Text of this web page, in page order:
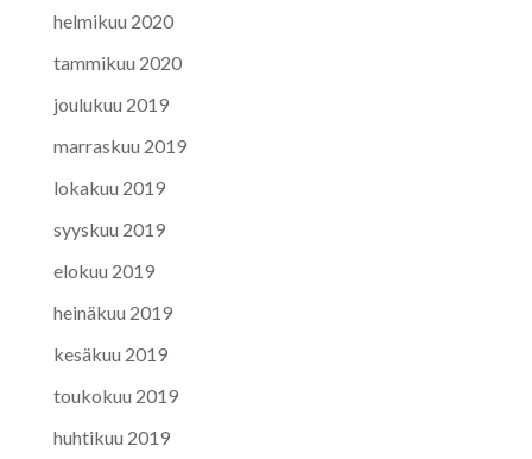
helmikuu 2020
tammikuu 2020
joulukuu 2019
marraskuu 2019
lokakuu 2019
syyskuu 2019
elokuu 2019
heinäkuu 2019
kesäkuu 2019
toukokuu 2019
huhtikuu 2019